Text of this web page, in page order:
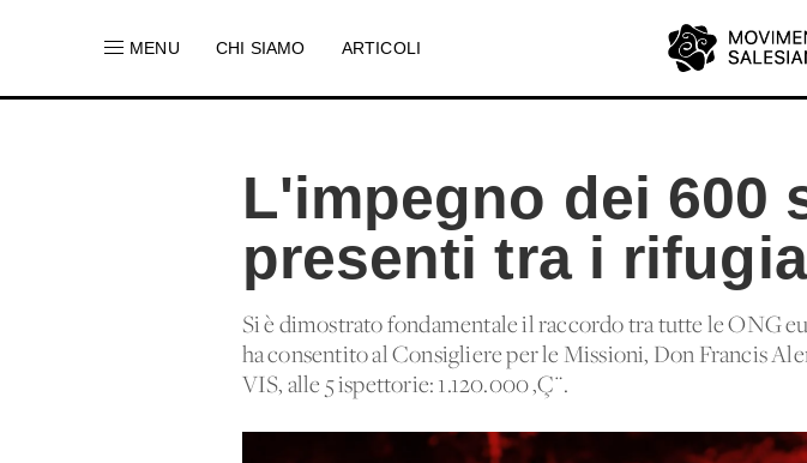
MENU CHI SIAMO ARTICOLI
L'impegno dei 600
presenti tra i
Si è dimostrato fondamentale il raccordo tra tutte le ONG
ha consentito al Consigliere per le Missioni, Don Francis
VIS, alle 5 ispettorie: 1.120.000 ‚Ç¨.